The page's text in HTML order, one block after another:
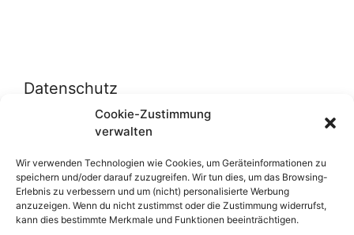
Cookie-Zustimmung
verwalten
Wir verwenden Technologien wie Cookies, um Geräteinformationen zu
speichern und/oder darauf zuzugreifen. Wir tun dies, um das Browsing-
Erlebnis zu verbessern und um (nicht) personalisierte Werbung
anzuzeigen. Wenn du nicht zustimmst oder die Zustimmung widerrufst,
kann dies bestimmte Merkmale und Funktionen beeinträchtigen.
Datenschutz
Datenschutzerklärung
Cookie-Richtlinie (EU)
Über uns